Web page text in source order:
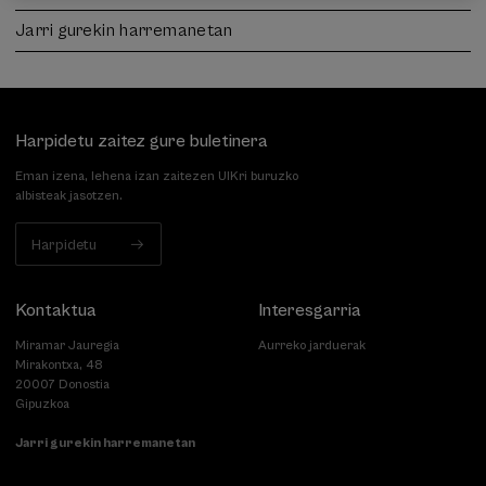
Jarri gurekin harremanetan
Harpidetu zaitez gure buletinera
Eman izena, lehena izan zaitezen UIKri buruzko
albisteak jasotzen.
Harpidetu
Kontaktua
Miramar Jauregia
Mirakontxa, 48
20007 Donostia
Gipuzkoa
Jarri gurekin harremanetan
Interesgarria
Aurreko jarduerak